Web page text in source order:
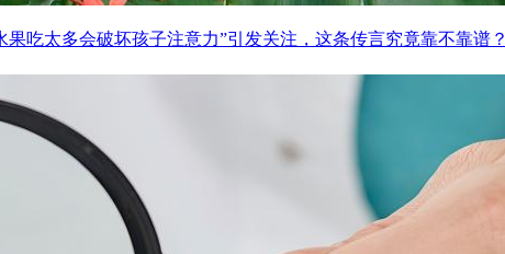
吃太多会破坏孩子注意力”引发关注，这条传言究竟靠不靠谱？